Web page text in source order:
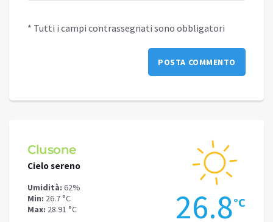
* Tutti i campi contrassegnati sono obbligatori
Clusone
Cielo sereno
Umidità: 62%
Min: 26.7 °C
Max: 28.91 °C 26.8°C